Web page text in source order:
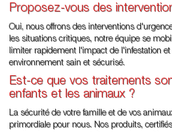
Proposez-vous des
Oui, nous offrons des interventions
les situations critiques, notre équipe se
limiter rapidement l'impact de l'infestation
environnement sain et sécurisé.
Est-ce que vos traitements
enfants et les animaux ?
La sécurité de votre famille et de vos
primordiale pour nous. Nos produits,